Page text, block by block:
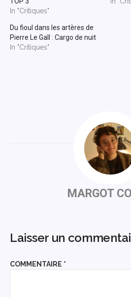
In "Critiques"
Du fioul dans les artères de
Pierre Le Gall : Cargo de nuit
In "Critiques"
MARGOT
Laisser un
COMMENTAIRE *